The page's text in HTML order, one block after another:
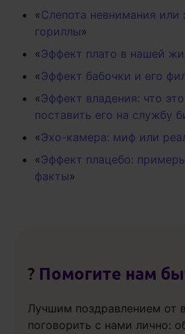
«Слепота невнимания
гориллы»
«Эффект плато в нашей
«Эффект бабочки и его
«Эффект владения: что
поставить его на службу
«Эхо-камера: миф или
«Эффект плацебо:
факты»
? Помогите нам
Лучшим поздравлением от
поговорить с нами лично: